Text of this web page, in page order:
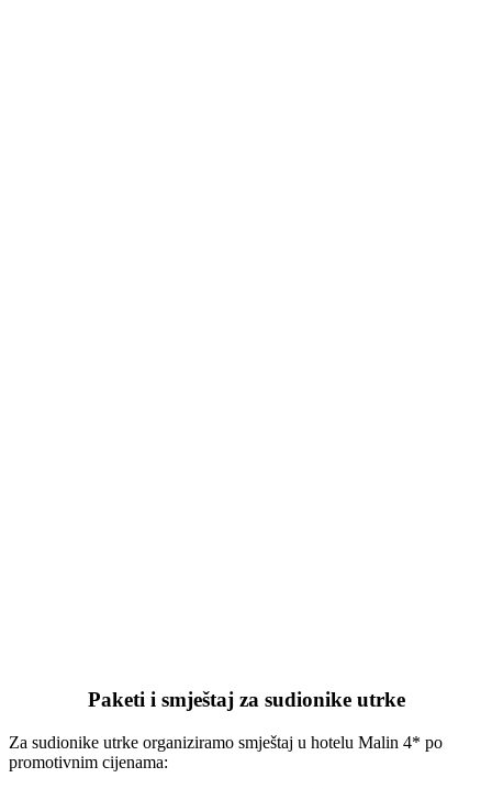
Paketi i smještaj za sudionike utrke
Za sudionike utrke organiziramo smještaj u hotelu Malin 4* po
promotivnim cijenama: